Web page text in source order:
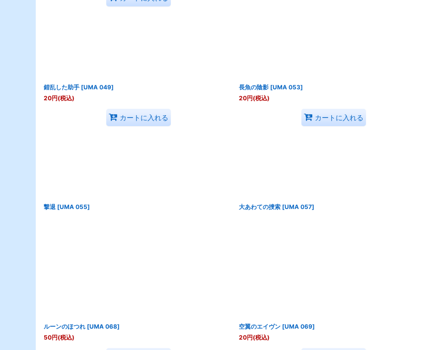
錯乱した助手 [UMA 049]
20円(税込)
カートに入れる
長魚の陰影 [UMA 053]
20円(税込)
カートに入れる
撃退 [UMA 055] 大あわての捜索 [UMA 057]
ルーンのほつれ [UMA 068]
50円(税込)
空翼のエイヴン [UMA 069]
20円(税込)